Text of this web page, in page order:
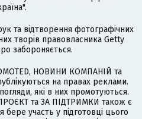
та відтворення фотографічних
творів правовласника Getty
забороняється.
НОВИНИ КОМПАНІЙ та
на правах реклами.
які в них промотуються.
та ЗА ПІДТРИМКИ також є
участь у підготовці цього